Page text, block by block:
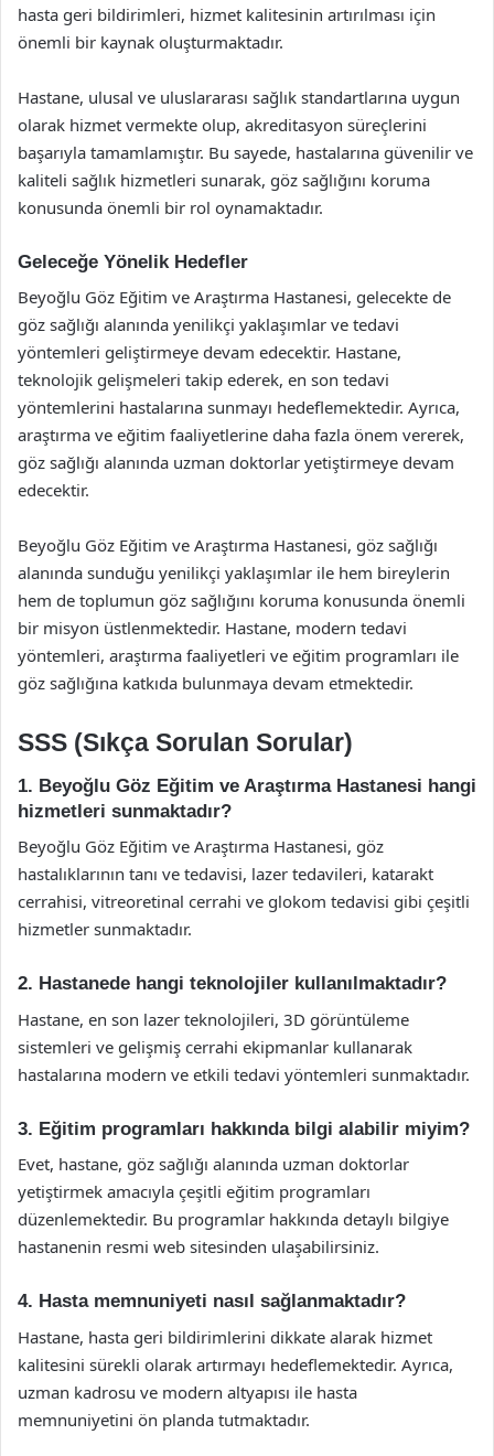
hasta geri bildirimleri, hizmet kalitesinin artırılması için
önemli bir kaynak oluşturmaktadır.
Hastane, ulusal ve uluslararası sağlık standartlarına uygun
olarak hizmet vermekte olup, akreditasyon süreçlerini
başarıyla tamamlamıştır. Bu sayede, hastalarına güvenilir ve
kaliteli sağlık hizmetleri sunarak, göz sağlığını koruma
konusunda önemli bir rol oynamaktadır.
Geleceğe Yönelik Hedefler
Beyoğlu Göz Eğitim ve Araştırma Hastanesi, gelecekte de
göz sağlığı alanında yenilikçi yaklaşımlar ve tedavi
yöntemleri geliştirmeye devam edecektir. Hastane,
teknolojik gelişmeleri takip ederek, en son tedavi
yöntemlerini hastalarına sunmayı hedeflemektedir. Ayrıca,
araştırma ve eğitim faaliyetlerine daha fazla önem vererek,
göz sağlığı alanında uzman doktorlar yetiştirmeye devam
edecektir.
Beyoğlu Göz Eğitim ve Araştırma Hastanesi, göz sağlığı
alanında sunduğu yenilikçi yaklaşımlar ile hem bireylerin
hem de toplumun göz sağlığını koruma konusunda önemli
bir misyon üstlenmektedir. Hastane, modern tedavi
yöntemleri, araştırma faaliyetleri ve eğitim programları ile
göz sağlığına katkıda bulunmaya devam etmektedir.
SSS (Sıkça Sorulan Sorular)
1. Beyoğlu Göz Eğitim ve Araştırma Hastanesi hangi
hizmetleri sunmaktadır?
Beyoğlu Göz Eğitim ve Araştırma Hastanesi, göz
hastalıklarının tanı ve tedavisi, lazer tedavileri, katarakt
cerrahisi, vitreoretinal cerrahi ve glokom tedavisi gibi çeşitli
hizmetler sunmaktadır.
2. Hastanede hangi teknolojiler kullanılmaktadır?
Hastane, en son lazer teknolojileri, 3D görüntüleme
sistemleri ve gelişmiş cerrahi ekipmanlar kullanarak
hastalarına modern ve etkili tedavi yöntemleri sunmaktadır.
3. Eğitim programları hakkında bilgi alabilir miyim?
Evet, hastane, göz sağlığı alanında uzman doktorlar
yetiştirmek amacıyla çeşitli eğitim programları
düzenlemektedir. Bu programlar hakkında detaylı bilgiye
hastanenin resmi web sitesinden ulaşabilirsiniz.
4. Hasta memnuniyeti nasıl sağlanmaktadır?
Hastane, hasta geri bildirimlerini dikkate alarak hizmet
kalitesini sürekli olarak artırmayı hedeflemektedir. Ayrıca,
uzman kadrosu ve modern altyapısı ile hasta
memnuniyetini ön planda tutmaktadır.